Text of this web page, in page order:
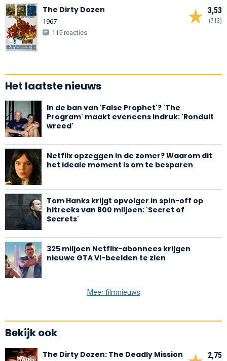
3,53
(713)
The Dirty Dozen
1967
115 reacties
Het laatste nieuws
In de ban van 'False Prophet'? 'The
Program' maakt eveneens indruk: 'Ronduit
wreed'
Netflix opzeggen in de zomer? Waarom dit
het ideale moment is om te besparen
Tom Hanks krijgt opvolger in spin-off op
hitreeks van 800 miljoen: 'Secret of
Secrets'
325 miljoen Netflix-abonnees krijgen
nieuwe GTA VI-beelden te zien
Meer filmnieuws
Bekijk ook
2,75
The Dirty Dozen: The Deadly Mission